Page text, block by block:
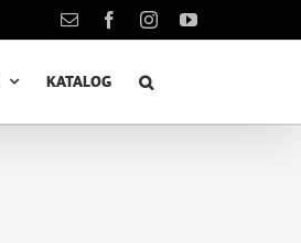
KontaktFacebookInstagramYouTube
KATALOG